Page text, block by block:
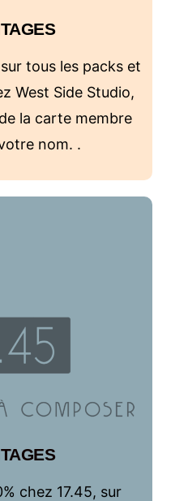
tous les packs et
West Side Studio,
la carte membre
nom. .
chez 17.45, sur